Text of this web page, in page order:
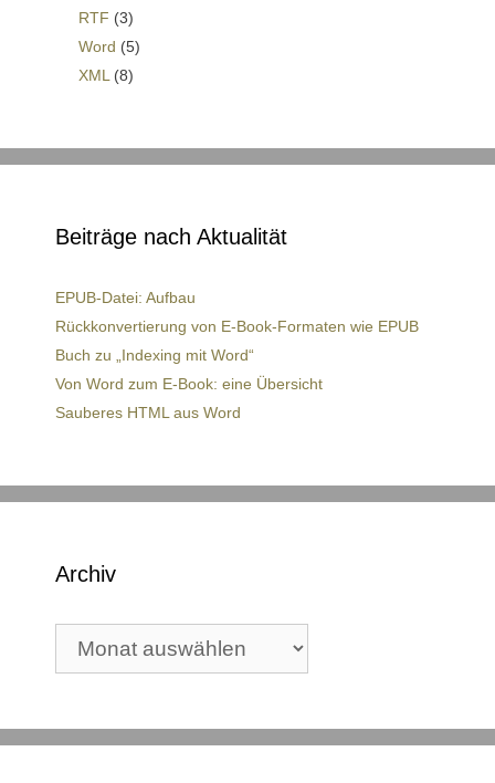
RTF (3)
Word (5)
XML(8)
Beiträge nach Aktualität
EPUB-Datei: Aufbau
Rückkonvertierung von E-Book-Formaten wie EPUB
Buch zu „Indexing mit Word“
Von Word zum E-Book: eine Übersicht
Sauberes HTML aus Word
Archiv